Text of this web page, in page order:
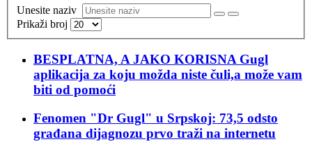
Unesite naziv
Prikaži broj
BESPLATNA, A JAKO KORISNA Gugl
aplikacija za koju možda niste čuli,a može vam
biti od pomoći
Fenomen "Dr Gugl" u Srpskoj: 73,5 odsto
građana dijagnozu prvo traži na internetu